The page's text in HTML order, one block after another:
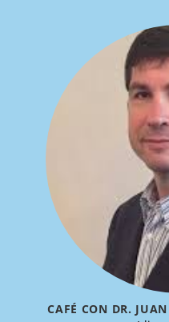
CAFÉ CON DR.